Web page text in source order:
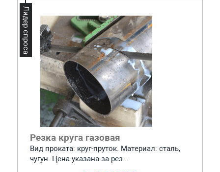
Резка круга газовая
Вид проката: круг-пруток. Материал: сталь,
чугун. Цена указана за рез...
Лидер спроса